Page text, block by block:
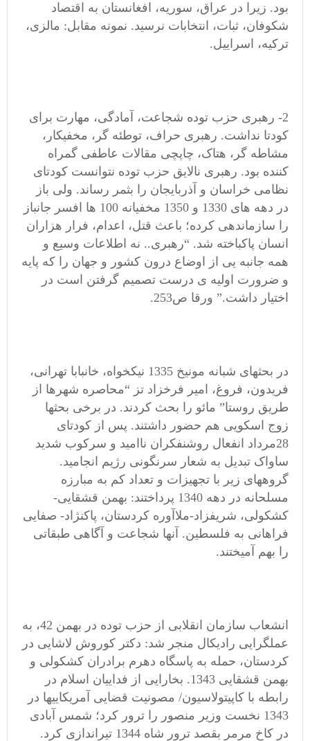
بود. زیرا در عراق، سوریه، افغانستان به اقتصاد
شکوفان، ثبات، انتخابات نرسید. نمونه مقابل: مالزی،
ترکیه، اسراییل.
2- رهبری حزب توده شجاعت، آمادگی، مهارت برای
کودتا نداشت. رهبری حراف، توطئه گر، مخفیکار،
مشاطه گر، هتاک، چاپچی مقالات عاطفی گمراه
کننده بود. رهبری نالایق حزب توده نتوانست کودتای
نظامی خراسان و آذربایجان را بثمر رساند. ولی باز
در دهه های 1330 و 1350 مخفیانه 100 ها افسر جانباز
را سازماندهی کرده؛ باعث قتل، اعدام، فرار هزاران
انسان پاکباخته شد. “رهبری.. نه اطلاعات وسیع و
همه جانبه یی از اوضاع درون کشور و جهان را که پایه
و ضرورت اولیه ی درست تصمیم گرفتن است در
اختیار داشت.” ورقا ص253.
در بحثهای شبانه مونیخ 1335 نیکخواه، خانبابا تهرانی،
فریدون، فروغ، امیر فرخزاد تز “محاصره شهرها از
طریق روستا” مائو را بحث کردند. در برخی بحثها
زوج اسکویی هم حضور داشتند. پس از کودتای
28مرداد انفعال روشنفکران ناامید و سرکوب شدید
ساواک تبدیل به شعار سرنگونی رژیم انجامید.
گروههای زیر با تجهیزات و تعداد کم به مبارزه
مسلحانه در دهه 1340 پرداختند: بهمن قشقایی-
کشکولی، شریفزاد-ملاآوره کردستان، پاکنژاد- صفایی
فراهانی به فلسطین. آنها شجاعت و آگاهی طبقاتی
را بهم آمیختند.
انشعاب سازمان انقلابی از حزب توده در بهمن 42، به
عملگرایی رادیکال منجر شد: دکتر کوروش لاشایی در
کردستان، حمله به پاسگاه دهرم برادران کشکولی و
بهمن قشقایی 1343. بخارایی از فداییان اسلام در
رابطه با کاپیتولاسیون/ مصونیت قضایی آمریکاییها در
1343 نخست وزیر منصور را ترور کرد؛ شمس آبادی
در کاخ مرمر بقصد ترور شاه 1344 تیراندازی کرد.